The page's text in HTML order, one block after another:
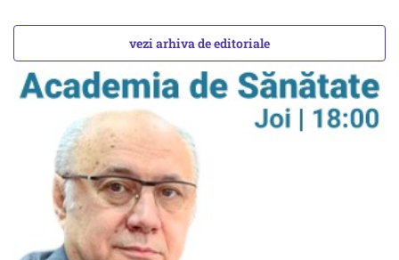
vezi arhiva de editoriale